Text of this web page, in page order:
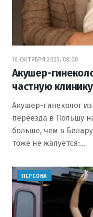
16 ОКТЯБРЯ 2025, 08:00
Акушер-
частную
Акушер-гинеколог
переезда в Польшу
больше, чем в
тоже не жалуется:…
ПЕРСОНА